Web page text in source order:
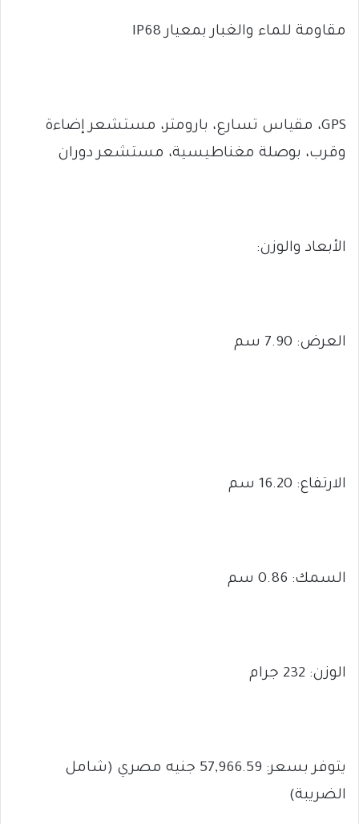
مقاومة للماء والغبار بمعيار IP68
GPS، مقياس تسارع، بارومتر، مستشعر إضاءة
وقرب، بوصلة مغناطيسية، مستشعر دوران
الأبعاد والوزن:
العرض: 7.90 سم
الارتفاع: 16.20 سم
السمك: 0.86 سم
الوزن: 232 جرام
يتوفر بسعر: 57,966.59 جنيه مصري (شامل
الضريبة)